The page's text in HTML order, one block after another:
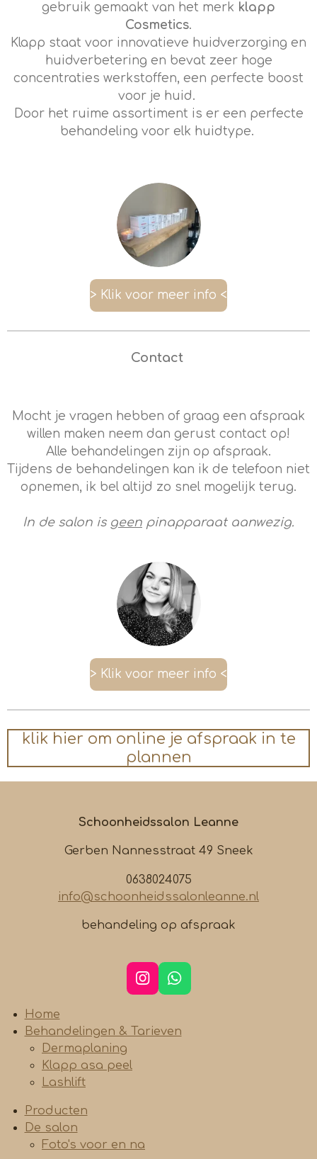
gebruik gemaakt van het merk klapp
Cosmetics.
Klapp staat voor innovatieve huidverzorging en
huidverbetering en bevat zeer hoge
concentraties werkstoffen, een perfecte boost
voor je huid.
Door het ruime assortiment is er een perfecte
behandeling voor elk huidtype.
> Klik voor meer info <
Contact
Mocht je vragen hebben of graag een afspraak
willen maken neem dan gerust contact op!
Alle behandelingen zijn op afspraak.
Tijdens de behandelingen kan ik de telefoon niet
opnemen, ik bel altijd zo snel mogelijk terug.
In de salon is geen pinapparaat aanwezig.
> Klik voor meer info <
klik hier om online je afspraak in te
plannen
Schoonheidssalon Leanne
Gerben Nannesstraat 49 Sneek
0638024075
info@schoonheidssalonleanne.nl
behandeling op afspraak
I
n
t
a
W
h
t
s
Home
Behandelingen & Tarieven
Dermaplaning
Klapp asa peel
Lashlift
Producten
De salon
Foto's voor en na